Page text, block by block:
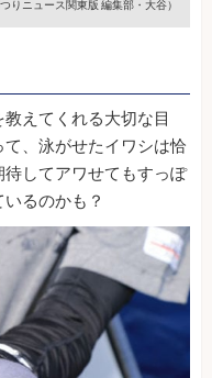
りニュース関東版 編集部・大谷）
えてくれる大切な目
、泳がせたイワシは恰
してアワせてもすっぽ
るのかも？